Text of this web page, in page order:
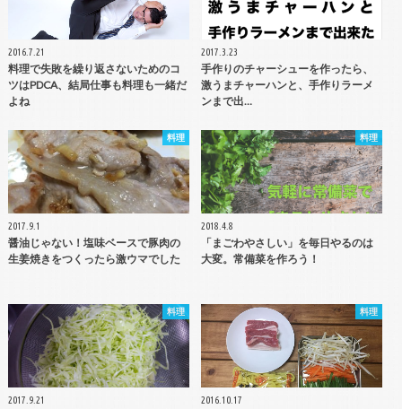
2016.7.21
料理で失敗を繰り返さないためのコ
ツはPDCA、結局仕事も料理も一緒だ
よね
2017.3.23
手作りのチャーシューを作ったら、
激うまチャーハンと、手作りラーメ
ンまで出…
料理
2017.9.1
醤油じゃない！塩味ベースで豚肉の
生姜焼きをつくったら激ウマでした
料理
2018.4.8
「まごわやさしい」を毎日やるのは
大変。常備菜を作ろう！
料理
2017.9.21
料理
2016.10.17